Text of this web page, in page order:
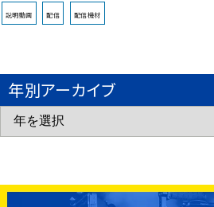
説明動画 配信 配信機材
年別アーカイブ